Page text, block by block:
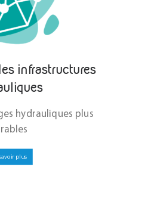
infrastructures
hydrauliques plus
plus